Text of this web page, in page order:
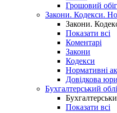
Грошовий обіг
Закони. Кодекси.
Закони.
Показати всі
Коментарі
Закони
Кодекси
Нормативні
Довідкова
Бухгалтерський
Показати всі